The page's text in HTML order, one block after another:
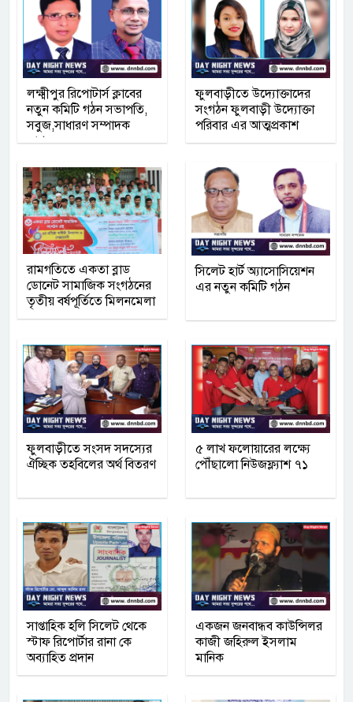
লক্ষ্মীপুর রিপোটার্স ক্লাবের
নতুন কমিটি গঠন সভাপতি,
সবুজ,সাধারণ সম্পাদক
সাগর
ফুলবাড়ীতে উদ্যোক্তাদের
সংগঠন ফুলবাড়ী উদ্যোক্তা
পরিবার এর আত্মপ্রকাশ
রামগতিতে একতা ব্লাড
ডোনেট সামাজিক সংগঠনের
তৃতীয় বর্ষপূর্তিতে মিলনমেলা
সিলেট হার্ট অ্যাসোসিয়েশন
এর নতুন কমিটি গঠন
ফুলবাড়ীতে সংসদ সদস্যের
ঐচ্ছিক তহবিলের অর্থ বিতরণ
৫ লাখ ফলোয়ারের লক্ষ্যে
পৌঁছালো নিউজফ্ল্যাশ ৭১
সাপ্তাহিক হলি সিলেট থেকে
স্টাফ রিপোর্টার রানা কে
অব্যাহিত প্রদান
একজন জনবান্ধব কাউন্সিলর
কাজী জহিরুল ইসলাম
মানিক